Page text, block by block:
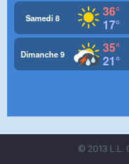
© 2013 L.L.